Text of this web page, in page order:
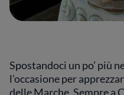
Spostandoci un po’ più
l’occasione per
delle Marche. Sempre a